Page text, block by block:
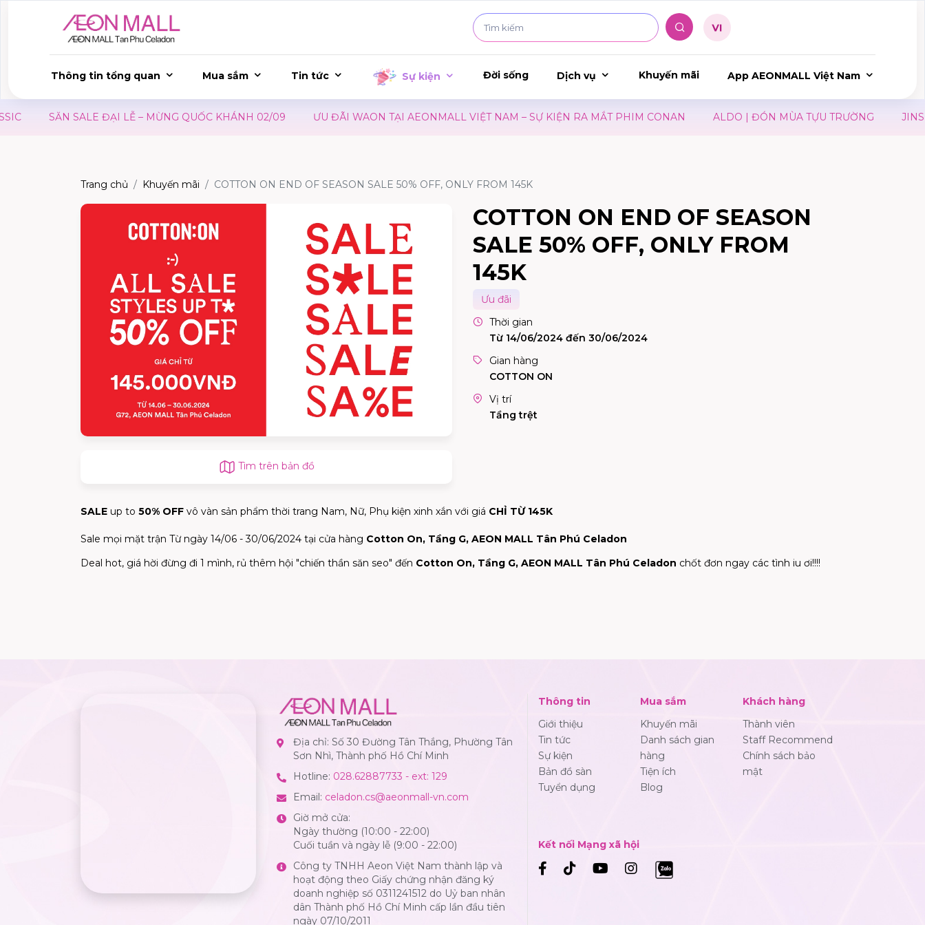
Thông tin tổng quan Mua sắm Tin tức Sự kiện Đời sống Dịch vụ Khuyến mãi App AEONMALL Việt Nam
SĂN SALE ĐẠI LỄ – MỪNG QUỐC KHÁNH 02/09 ƯU ĐÃI WAON TẠI AEONMALL VIỆT NAM – SỰ KIỆN RA MẮT PHIM CONAN ALDO | ĐÓN MÙA TỰU TRƯỜNG JINS ×
Trang chủ Khuyến mãi COTTON ON END OF SEASON SALE 50% OFF, ONLY FROM 145K
Tìm trên bản đồ
COTTON ON END OF SEASON
SALE 50% OFF, ONLY FROM
145K
Ưu đãi
Thời gian
Từ 14/06/2024 đến 30/06/2024
Gian hàng
COTTON ON
Vị trí
Tầng trệt
SALE up to 50% OFF vô vàn sản phẩm thời trang Nam, Nữ, Phụ kiện xinh xắn với giá CHỈ TỪ 145K
Sale mọi mặt trận Từ ngày 14/06 - 30/06/2024 tại cửa hàng Cotton On, Tầng G, AEON MALL Tân Phú Celadon
Deal hot, giá hời đừng đi 1 mình, rủ thêm hội "chiến thần săn seo" đến Cotton On, Tầng G, AEON MALL Tân Phú Celadon chốt đơn ngay các tình iu ơi!!!!
Địa chỉ: Số 30 Đường Tân Thắng, Phường Tân
Sơn Nhì, Thành phố Hồ Chí Minh
Hotline: 028.62887733 - ext: 129
Email: celadon.cs@aeonmall-vn.com
Giờ mở cửa:
Ngày thường (10:00 - 22:00)
Cuối tuần và ngày lễ (9:00 - 22:00)
Công ty TNHH Aeon Việt Nam thành lập và
hoạt động theo Giấy chứng nhận đăng ký
doanh nghiệp số 0311241512 do Uỷ ban nhân
dân Thành phố Hồ Chí Minh cấp lần đầu tiên
ngày 07/10/2011
Thông tin
Giới thiệu
Tin tức
Sự kiện
Bản đồ sàn
Tuyển dụng
Mua sắm
Khuyến mãi
Danh sách gian
hàng
Tiện ích
Blog
Khách hàng
Thành viên
Staff Recommend
Chính sách bảo
mật
Kết nối Mạng xã hội